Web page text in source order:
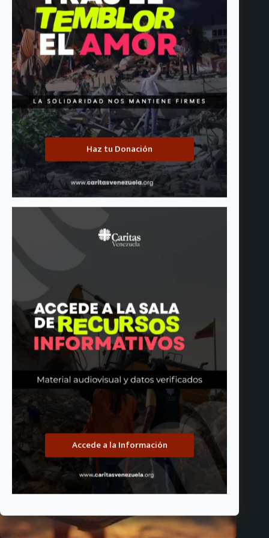
Haz tu Donación
Accede a la Información
Convocatoria: Cáritas de Venezuela busca Oficial de Acceso